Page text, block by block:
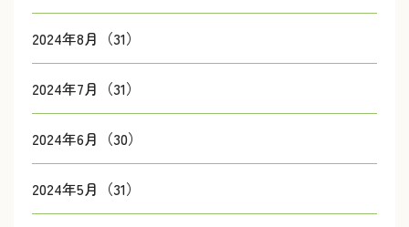
2024年8月（31）
2024年7月（31）
2024年6月（30）
2024年5月（31）